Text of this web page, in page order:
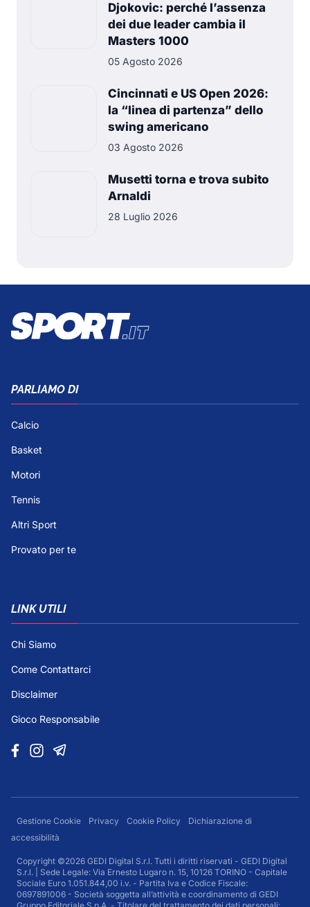
Djokovic: perché l’assenza
dei due leader cambia il
Masters 1000
05 Agosto 2026
Cincinnati e US Open 2026:
la “linea di partenza” dello
swing americano
03 Agosto 2026
Musetti torna e trova subito
Arnaldi
28 Luglio 2026
PARLIAMO DI
Calcio
Basket
Motori
Tennis
Altri Sport
Provato per te
LINK UTILI
Chi Siamo
Come Contattarci
Disclaimer
Gioco Responsabile
Gestione Cookie Privacy Cookie Policy
Dichiarazione di
accessibilità
Copyright ©2026 GEDI Digital S.r.l. Tutti i diritti riservati - GEDI Digital
S.r.l. | Sede Legale: Via Ernesto Lugaro n. 15, 10126 TORINO - Capitale
Sociale Euro 1.051.844,00 i.v. - Partita Iva e Codice Fiscale:
0697891006 - Società soggetta all’attività e coordinamento di GEDI